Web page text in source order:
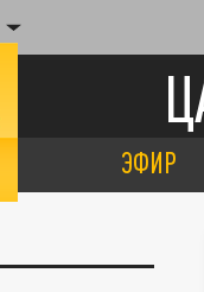
ЭФИР